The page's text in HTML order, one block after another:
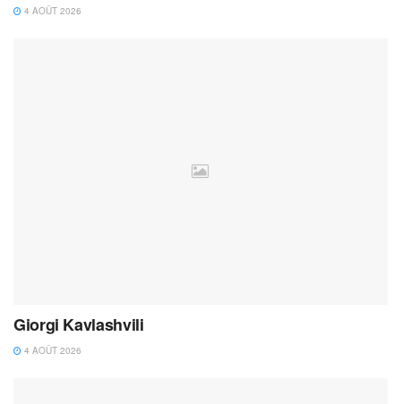
4 AOÛT 2026
Giorgi Kavlashvili
4 AOÛT 2026